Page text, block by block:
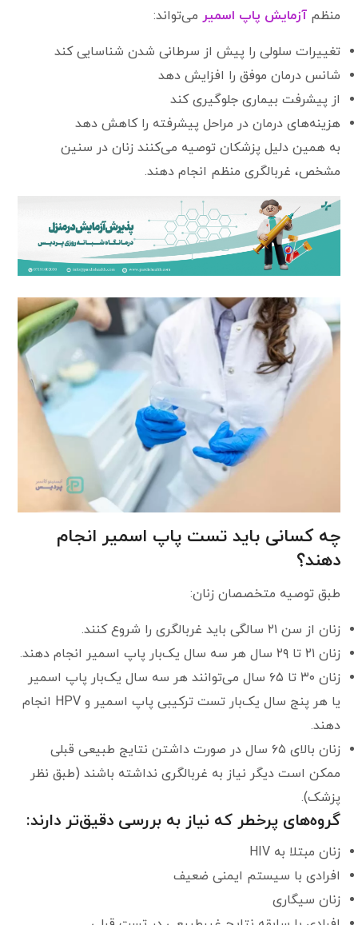
منظم آزمایش پاپ اسمیر می‌تواند:
تغییرات سلولی را پیش از سرطانی شدن شناسایی کند
شانس درمان موفق را افزایش دهد
از پیشرفت بیماری جلوگیری کند
هزینه‌های درمان در مراحل پیشرفته را کاهش دهد
به همین دلیل پزشکان توصیه می‌کنند زنان در سنین
مشخص، غربالگری منظم انجام دهند.
چه کسانی باید تست پاپ اسمیر انجام
دهند؟
طبق توصیه متخصصان زنان:
زنان از سن ۲۱ سالگی باید غربالگری را شروع کنند.
زنان ۲۱ تا ۲۹ سال هر سه سال یک‌بار پاپ اسمیر انجام دهند.
زنان ۳۰ تا ۶۵ سال می‌توانند هر سه سال یک‌بار پاپ اسمیر
یا هر پنج سال یک‌بار تست ترکیبی پاپ اسمیر و HPV انجام
دهند.
زنان بالای ۶۵ سال در صورت داشتن نتایج طبیعی قبلی
ممکن است دیگر نیاز به غربالگری نداشته باشند (طبق نظر
پزشک).
گروه‌های پرخطر که نیاز به بررسی دقیق‌تر دارند:
زنان مبتلا به HIV
افرادی با سیستم ایمنی ضعیف
زنان سیگاری